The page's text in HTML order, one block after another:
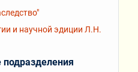
и научной эдиции Л.Н.